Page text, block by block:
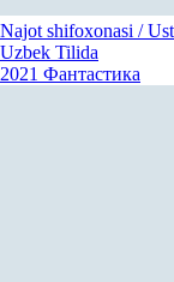
Najot shifoxonasi /
Uzbek Tilida
2021 Фантастика